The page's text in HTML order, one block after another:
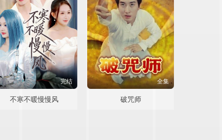
完结
不寒不暖慢慢风
全集
破咒师